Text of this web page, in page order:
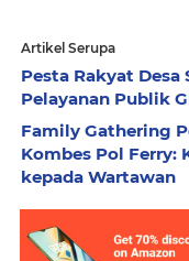
Artikel Serupa
Pesta Rakyat Desa
Pelayanan Publik
Family Gathering
Kombes Pol Ferry:
kepada Wartawan